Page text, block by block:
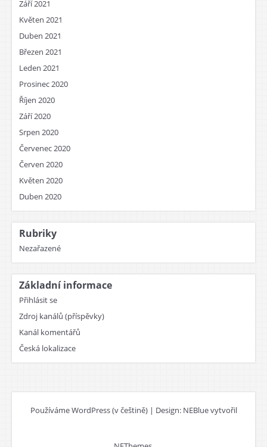
Září 2021
Květen 2021
Duben 2021
Březen 2021
Leden 2021
Prosinec 2020
Říjen 2020
Září 2020
Srpen 2020
Červenec 2020
Červen 2020
Květen 2020
Duben 2020
Rubriky
Nezařazené
Základní informace
Přihlásit se
Zdroj kanálů (příspěvky)
Kanál komentářů
Česká lokalizace
Používáme WordPress (v češtině) | Design: NEBlue vytvořil